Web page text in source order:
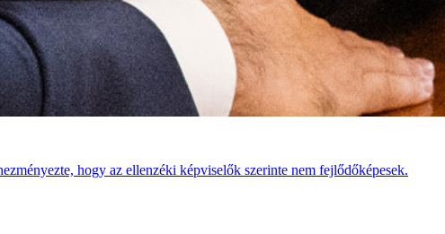
hogy az ellenzéki képviselők szerinte nem fejlődőképesek.